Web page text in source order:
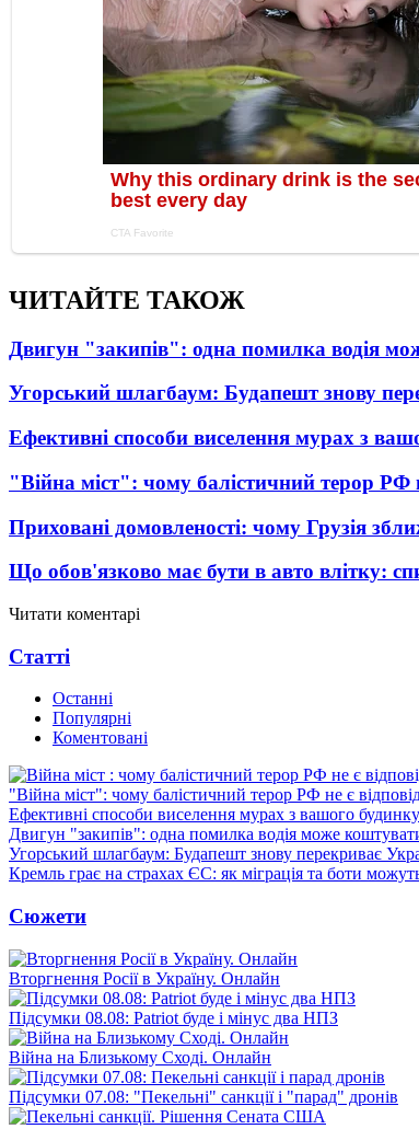
ЧИТАЙТЕ ТАКОЖ
Двигун "закипів": одна помилка водія
Угорський шлагбаум: Будапешт знову
Ефективні способи виселення мурах з
"Війна міст": чому балістичний терор РФ
Приховані домовленості: чому Грузія
Що обов'язково має бути в авто влітку:
Читати коментарі
Статті
Останні
Популярні
Коментовані
"Війна міст": чому балістичний терор РФ не є
Ефективні способи виселення мурах з вашого будинку
Двигун "закипів": одна помилка водія може
Угорський шлагбаум: Будапешт знову перекриває
Кремль грає на страхах ЄС: як міграція та боти
Сюжети
Вторгнення Росії в Україну. Онлайн
Підсумки 08.08: Patriot буде і мінус два НПЗ
Війна на Близькому Сході. Онлайн
Підсумки 07.08: "Пекельні" санкції і "парад" дронів